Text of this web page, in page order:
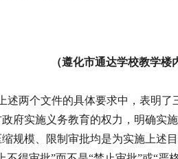
（遵化市通达学校教学楼
两个文件的具体要求中，表明了
府实施义务教育的权力，明确实
规模、限制审批均是为实施上述